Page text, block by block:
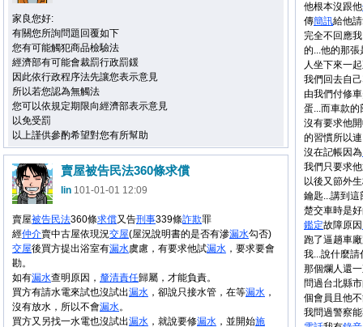
他根本沒跟他
傳簡訊給他
完全不回應
的...他的那
人坐下來一
我們回去自
由我們付修
蛋...而車款
沒有要求他
的習慣所以
沒在記帳因為
我們只要求
以後又節外
鑰匙...講到
楚交車時是
鑑定故障原因
跑了逼趟車
我...說什麼請
那個爛人還
問過台北縣
個會員且他
我問過警察
家良您好:
有關您所詢問題回覆如下
您有可能觸犯商品檢驗法
經濟部有可能會裁罰行政罰鍰
因此依行政程序法先讓您表示意見
所以若您認為無觸法
您可以依規定期限向經濟部表示意見
以免受罰
以上謹供參酌希望對您有所幫助
賣屋被告民法360條求償
lin 101-01-01 12:09
賣屋被告民法360條求償又告刑事339條詐欺罪
經仲介賣中古屋依現況交屋(屋況說明書的是否有滲漏水勾否)
交屋後買方提出浴室有漏水虞慮，有要求他試漏水 ，要求要會
勘。
如有漏水查明原因， 釐清責任歸屬，才能負責。
買方有請水電來試也沒試出漏水 ，卻說只接水管，在等漏水 ，
沒有放水，所以不會漏水。
買方又另找一水電也沒試出漏水 ，就說要修漏水 ，並開始施